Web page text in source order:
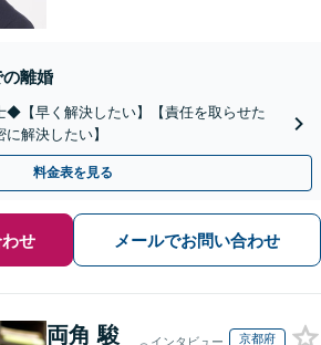
離婚
【早く解決したい】【責任を取らせた
解決したい】
料金表を見る
せ メールでお問い合わせ
両角 駿
インタビュー
京都府